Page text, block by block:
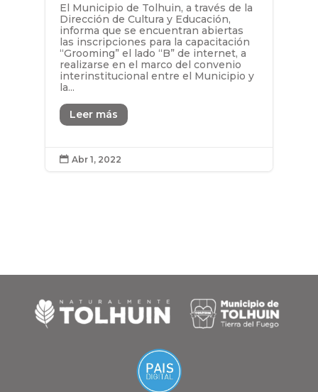
El Municipio de Tolhuin, a través de la
Dirección de Cultura y Educación,
informa que se encuentran abiertas
las inscripciones para la capacitación
“Grooming” el lado “B” de internet, a
realizarse en el marco del convenio
interinstitucional entre el Municipio y
la...
Leer más
 Abr 1, 2022